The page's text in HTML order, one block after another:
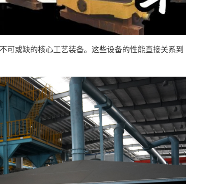
可或缺的核心工艺装备。这些设备的性能直接关系到